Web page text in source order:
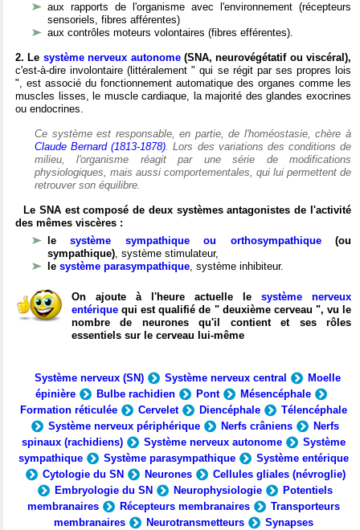
aux rapports de l'organisme avec l'environnement (récepteurs
sensoriels, fibres afférentes)
aux contrôles moteurs volontaires (fibres efférentes).
2. Le système nerveux autonome(SNA, neurovégétatif ou viscéral),
c'est-à-dire involontaire (littéralement " qui se régit par ses propres lois
", est associé du fonctionnement automatique des organes comme les
muscles lisses, le muscle cardiaque, la majorité des glandes exocrines
ou endocrines.
Ce système est responsable, en partie, de l'homéostasie, chère à
Claude Bernard (1813-1878). Lors des variations des conditions de
milieu, l'organisme réagit par une série de modifications
physiologiques, mais aussi comportementales, qui lui permettent de
retrouver son équilibre.
Le SNA est composé de deux systèmes antagonistes de l'activité
des mêmes viscères :
lesystème sympathique ou orthosympathique(ou
sympathique), système stimulateur,
le système parasympathique, système inhibiteur.
On ajoute à l'heure actuelle le système nerveux
entérique qui est qualifié de " deuxième cerveau ", vu le
nombre de neurones qu'il contient et ses rôles
essentiels sur le cerveau lui-même
Système nerveux (SN) Système nerveux central
Moelle
épinière
Bulbe rachidien Pont
Mésencéphale
Formation réticulée
Cervelet Diencéphale
Télencéphale
Système nerveux périphérique
Nerfs crâniens
Nerfs
spinaux (rachidiens)
Système nerveux autonome
Système
sympathique
Système parasympathique
Système entérique
Cytologie du SN
Neurones
Cellules gliales (névroglie)
Embryologie du SN
Neurophysiologie
Potentiels
membranaires
Récepteurs membranaires
Transporteurs
membranaires
Neurotransmetteurs Synapses